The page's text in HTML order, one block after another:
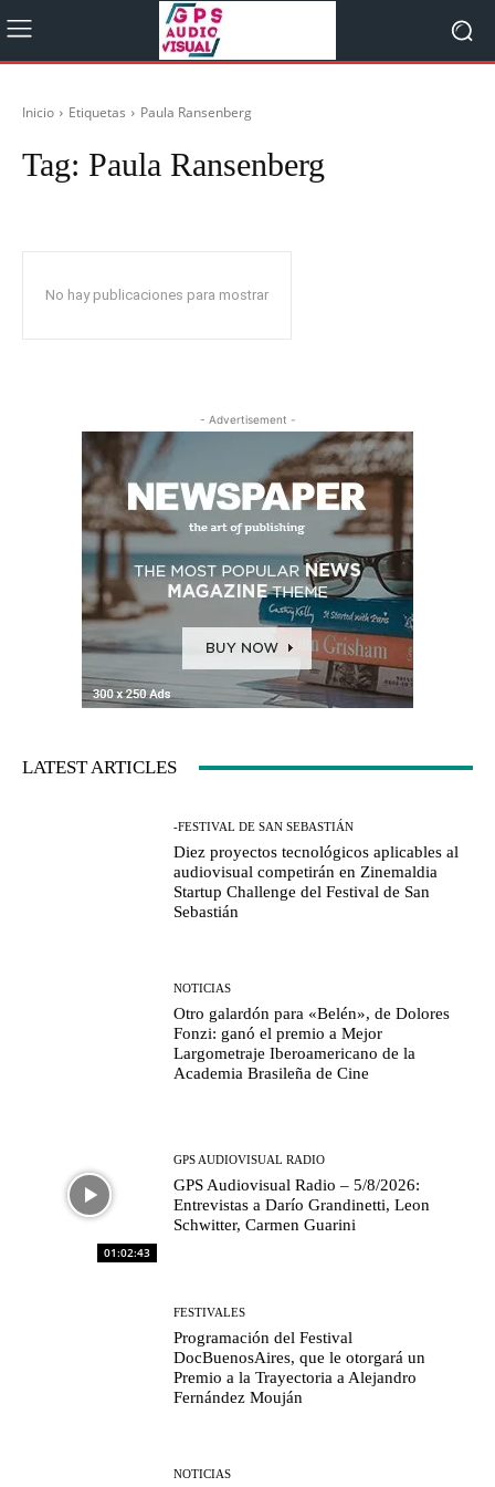
Inicio Etiquetas Paula Ransenberg
Tag: Paula Ransenberg
No hay publicaciones para mostrar
- Advertisement -
LATEST ARTICLES
-FESTIVAL DE SAN SEBASTIÁN
Diez proyectos tecnológicos aplicables al
audiovisual competirán en Zinemaldia
Startup Challenge del Festival de San
Sebastián
NOTICIAS
Otro galardón para «Belén», de Dolores
Fonzi: ganó el premio a Mejor
Largometraje Iberoamericano de la
Academia Brasileña de Cine
01:02:43
GPS AUDIOVISUAL RADIO
GPS Audiovisual Radio – 5/8/2026:
Entrevistas a Darío Grandinetti, Leon
Schwitter, Carmen Guarini
FESTIVALES
Programación del Festival
DocBuenosAires, que le otorgará un
Premio a la Trayectoria a Alejandro
Fernández Mouján
NOTICIAS